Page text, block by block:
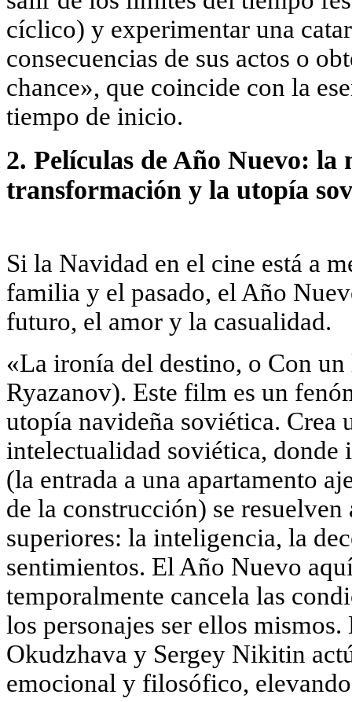
cíclico) y experimentar una
consecuencias de sus actos o
chance», que coincide con la
tiempo de inicio.
2. Películas de Año Nuevo: la
transformación y la utopía
Si la Navidad en el cine está a
familia y el pasado, el Año
futuro, el amor y la casualidad.
«La ironía del destino, o Con
Ryazanov). Este film es un
utopía navideña soviética. Crea
intelectualidad soviética, donde
(la entrada a una apartamento
de la construcción) se resuelven
superiores: la inteligencia, la
sentimientos. El Año Nuevo
temporalmente cancela las
los personajes ser ellos
Okudzhava y Sergey Nikitin
emocional y filosófico,